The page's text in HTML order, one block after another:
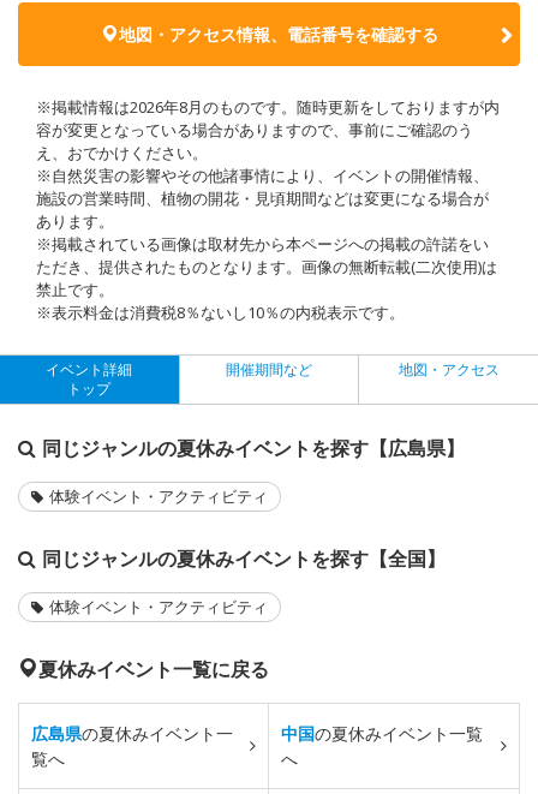
地図・アクセス情報、電話番号を確認する
※掲載情報は2026年8月のものです。随時更新をしておりますが内
容が変更となっている場合がありますので、事前にご確認のう
え、おでかけください。
※自然災害の影響やその他諸事情により、イベントの開催情報、
施設の営業時間、植物の開花・見頃期間などは変更になる場合が
あります。
※掲載されている画像は取材先から本ページへの掲載の許諾をい
ただき、提供されたものとなります。画像の無断転載(二次使用)は
禁止です。
※表示料金は消費税8％ないし10％の内税表示です。
イベント詳細
トップ
開催期間など 地図・アクセス
同じジャンルの夏休みイベントを探す【広島県】
体験イベント・アクティビティ
同じジャンルの夏休みイベントを探す【全国】
体験イベント・アクティビティ
夏休みイベント一覧に戻る
広島県の夏休みイベント一
覧へ
中国の夏休みイベント一覧
へ